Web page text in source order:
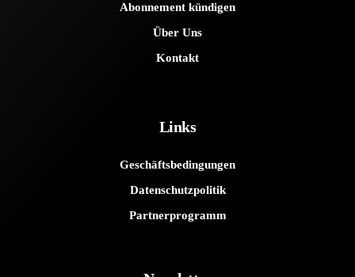
Abonnement kündigen
Über Uns
Kontakt
Links
Geschäftsbedingungen
Datenschutzpolitik
Partnerprogramm